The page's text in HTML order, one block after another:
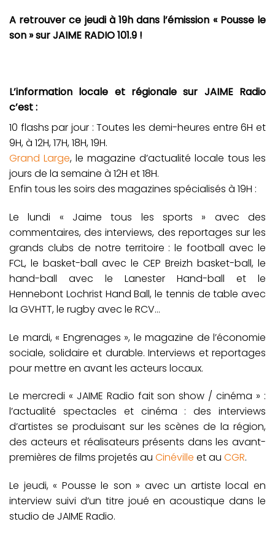
A retrouver ce jeudi à 19h dans l’émission « Pousse le
son » sur JAIME RADIO 101.9 !
L’information locale et régionale sur JAIME Radio
c’est :
10 flashs par jour : Toutes les demi-heures entre 6H et
9H, à 12H, 17H, 18H, 19H.
Grand Large, le magazine d’actualité locale tous les
jours de la semaine à 12H et 18H.
Enfin tous les soirs des magazines spécialisés à 19H :
Le lundi « Jaime tous les sports » avec des
commentaires, des interviews, des reportages sur les
grands clubs de notre territoire : le football avec le
FCL, le basket-ball avec le CEP Breizh basket-ball, le
hand-ball avec le Lanester Hand-ball et le
Hennebont Lochrist Hand Ball, le tennis de table avec
la GVHTT, le rugby avec le RCV…
Le mardi, « Engrenages », le magazine de l’économie
sociale, solidaire et durable. Interviews et reportages
pour mettre en avant les acteurs locaux.
Le mercredi « JAIME Radio fait son show / cinéma » :
l’actualité spectacles et cinéma : des interviews
d’artistes se produisant sur les scènes de la région,
des acteurs et réalisateurs présents dans les avant-
premières de films projetés au Cinéville et au CGR.
Le jeudi, « Pousse le son » avec un artiste local en
interview suivi d’un titre joué en acoustique dans le
studio de JAIME Radio.